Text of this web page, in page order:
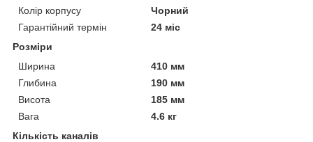
Колір корпусу
Чорний
Гарантійний термін
24 міс
Розміри
Ширина
410 мм
Глибина
190 мм
Висота
185 мм
Вага
4.6 кг
Кількість каналів